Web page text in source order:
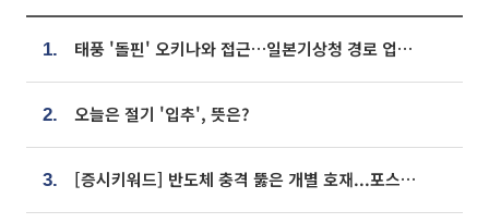
1. 태풍 '돌핀' 오키나와 접근…일본기상청 경로 업데이트
2. 오늘은 절기 '입추', 뜻은?
3. [증시키워드] 반도체 충격 뚫은 개별 호재...포스코퓨처엠·에코프로·한화솔루션 '눈길'